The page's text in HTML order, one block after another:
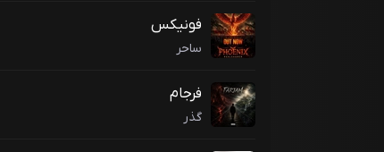
فونیکس
ساحر
فرجام
گذر